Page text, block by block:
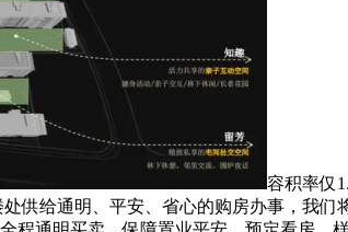
容积率仅
供给通明、平安、省心的购房办事，我